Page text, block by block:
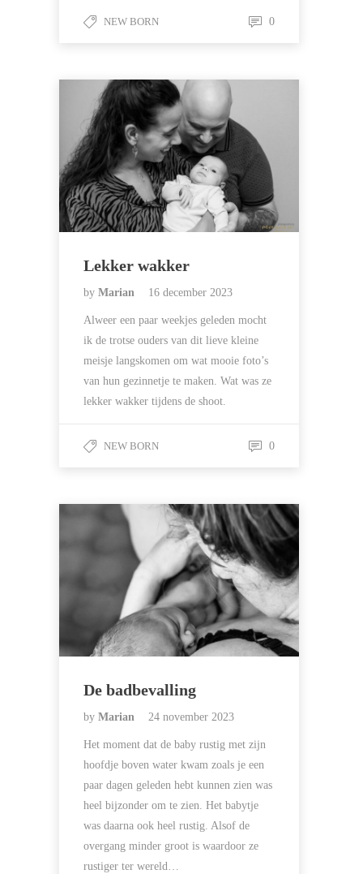
NEW BORN 0
Lekker wakker
by Marian 16 december 2023
Alweer een paar weekjes geleden mocht
ik de trotse ouders van dit lieve kleine
meisje langskomen om wat mooie foto’s
van hun gezinnetje te maken. Wat was ze
lekker wakker tijdens de shoot.
NEW BORN 0
De badbevalling
by Marian 24 november 2023
Het moment dat de baby rustig met zijn
hoofdje boven water kwam zoals je een
paar dagen geleden hebt kunnen zien was
heel bijzonder om te zien. Het babytje
was daarna ook heel rustig. Alsof de
overgang minder groot is waardoor ze
rustiger ter wereld…